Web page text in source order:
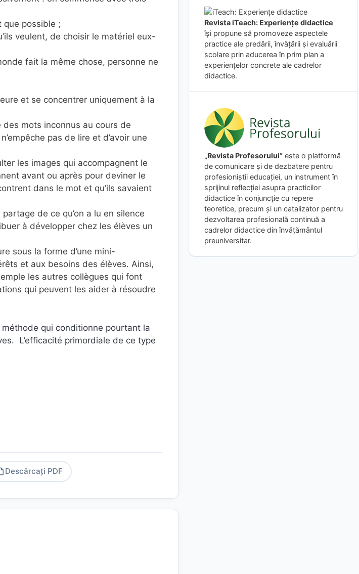
que possible ;
veulent, de choisir le matériel eux-
fait la même chose, personne ne
et se concentrer uniquement à la
mots inconnus au cours de
pas de lire et d’avoir une
les images qui accompagnent le
avant ou après pour deviner le
dans le mot et qu’ils savaient
de ce qu’on a lu en silence
à développer chez les élèves un
sous la forme d’une mini-
et aux besoins des élèves. Ainsi,
les autres collègues qui font
qui peuvent les aider à résoudre
qui conditionne pourtant la
L’efficacité primordiale de ce type
Descărcați PDF
Revista iTeach: Experienţe didactice
îşi propune să promoveze aspectele
practice ale predării, învăţării şi evaluării
şcolare prin aducerea în prim plan a
experienţelor concrete ale cadrelor
didactice.
„Revista Profesorului” este o platformă
de comunicare și de dezbatere pentru
profesioniștii educației, un instrument în
sprijinul reflecției asupra practicilor
didactice în conjuncție cu repere
teoretice, precum și un catalizator pentru
dezvoltarea profesională continuă a
cadrelor didactice din învățământul
preuniversitar.